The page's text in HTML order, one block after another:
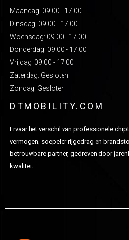
Maandag: 09:00 - 17:00
Dinsdag: 09.00 - 17.00
Woensdag: 09.00 - 17.00
Donderdag: 09.00 - 17.00
Vrijdag: 09.00 - 17.00
Zaterdag: Gesloten
Zondag: Gesloten
DTMOBILITY.COM
Ervaar het verschil van professionele
vermogen, soepeler rijgedrag en
betrouwbare partner, gedreven door
kwaliteit.